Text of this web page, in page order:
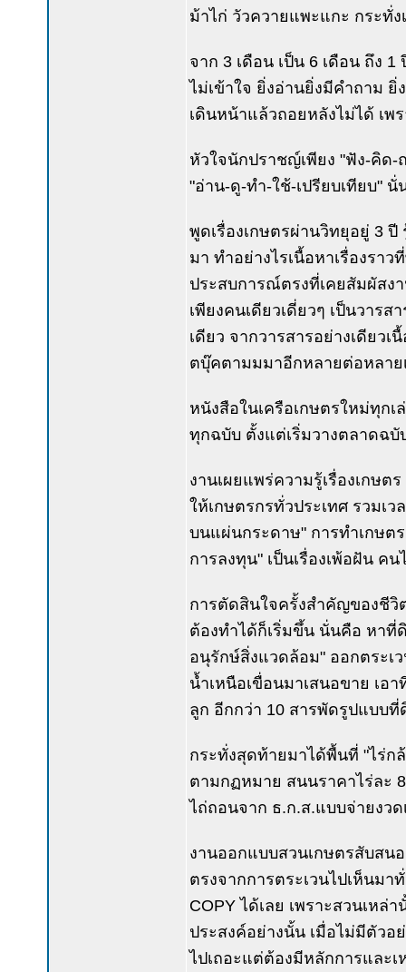
ม้าไก่ วัวควายแพะแกะ กระทั่
จาก 3 เดือน เป็น 6 เดือน ถึง
ไม่เข้าใจ ยิ่งอ่านยิ่งมีคำถาม ยิ่
เดินหน้าแล้วถอยหลังไม่ได้ เพ
หัวใจนักปราชญ์เพียง "ฟัง-คิด-
"อ่าน-ดู-ทำ-ใช้-เปรียบเทียบ"
พูดเรื่องเกษตรผ่านวิทยุอยู่ 3
มา ทำอย่างไรเนื้อหาเรื่องรา
ประสบการณ์ตรงที่เคยสัมผัสง
เพียงคนเดียวเดี่ยวๆ เป็นวาร
เดียว จากวารสารอย่างเดียว
ตบุ๊คตามมมาอีกหลายต่อหลาย
หนังสือในเครือเกษตรใหม่ทุก
ทุกฉบับ ตั้งแต่เริ่มวางตลาดฉ
งานเผยแพร่ความรู้เรื่องเกษ
ให้เกษตรกรทั่วประเทศ รวมเ
บนแผ่นกระดาษ" การทำเกษต
การลงทุน" เป็นเรื่องเพ้อฝัน ค
การตัดสินใจครั้งสำคัญของชีวิ
ต้องทำได้ก็เริ่มขึ้น นั่นคือ หาที่
อนุรักษ์สิ่งแวดล้อม" ออกตระเ
น้ำเหนือเขื่อนมาเสนอขาย เอ
ลูก อีกกว่า 10 สารพัดรูปแบบ
กระทั่งสุดท้ายมาได้พื้นที่ "ไร่
ตามกฏหมาย สนนราคาไร่ละ
ไถ่ถอนจาก ธ.ก.ส.แบบจ่ายงวด
งานออกแบบสวนเกษตรสับสน
ตรงจากการตระเวนไปเห็นม
COPY ได้เลย เพราะสวนเหล่
ประสงค์อย่างนั้น เมื่อไม่มีตัว
ไปเถอะแต่ต้องมีหลักการและ